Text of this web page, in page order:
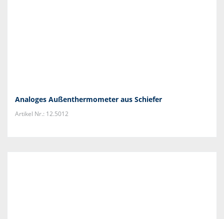
Analoges Außenthermometer aus Schiefer
Artikel Nr.: 12.5012